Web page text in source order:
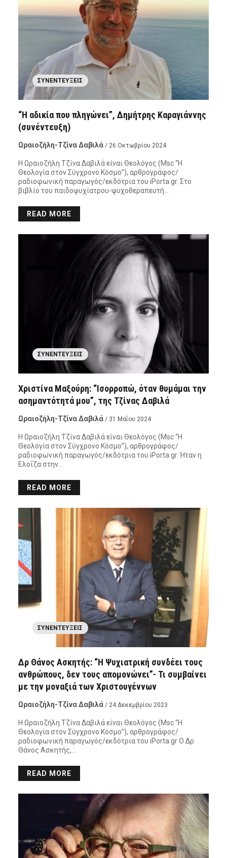
ΣΥΝΕΝΤΕΎΞΕΙΣ
“Η αδικία που πληγώνει”, Δημήτρης Καραγιάννης
(συνέντευξη)
Ωραιοζήλη-Τζίνα Δαβιλά / 26 Οκτωβρίου 2024
Η Ωραιοζήλη Τζίνα Δαβιλά είναι Θεολόγος (Msc “Η
Θεολογία στον Σύγχρονο Κόσμο”), αρθρογράφος/
ραδιοφωνική παραγωγός/εκδότρια του iPorta.gr. Στο
βιβλίο του παιδοψυχίατρου-ψυχοθεραπευτή…
READ MORE
ΣΥΝΕΝΤΕΎΞΕΙΣ
Χριστίνα Μαξούρη: “Ισορροπώ, όταν θυμάμαι την
ασημαντότητά μου”, της Τζίνας Δαβιλά
Ωραιοζήλη-Τζίνα Δαβιλά / 31 Μαΐου 2024
Η Ωραιοζήλη Τζίνα Δαβιλά είναι Θεολόγος (Msc “Η
Θεολογία στον Σύγχρονο Κόσμο”), αρθρογράφος/
ραδιοφωνική παραγωγός/εκδότρια του iPorta.gr. Ήταν η
Ελοΐζα στην…
READ MORE
ΣΥΝΕΝΤΕΎΞΕΙΣ
Δρ Θάνος Ασκητής: “H Ψυχιατρική συνδέει τους
ανθρώπους, δεν τους απομονώνει”- Τι συμβαίνει
με την μοναξιά των Χριστουγέννων
Ωραιοζήλη-Τζίνα Δαβιλά / 24 Δεκεμβρίου 2023
Η Ωραιοζήλη Τζίνα Δαβιλά είναι Θεολόγος (Msc “Η
Θεολογία στον Σύγχρονο Κόσμο”), αρθρογράφος/
ραδιοφωνική παραγωγός/εκδότρια του iPorta.gr Ο Δρ
Θάνος Ασκητής,…
READ MORE